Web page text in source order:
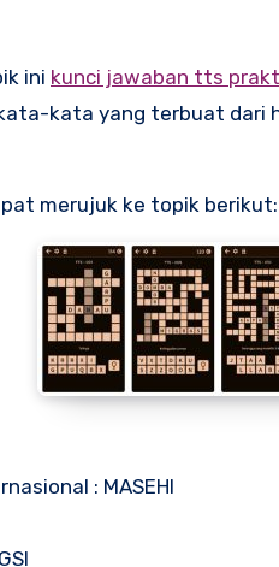
ini kunci jawaban tts
kata yang terbuat
merujuk ke topik berikut:
: MASEHI